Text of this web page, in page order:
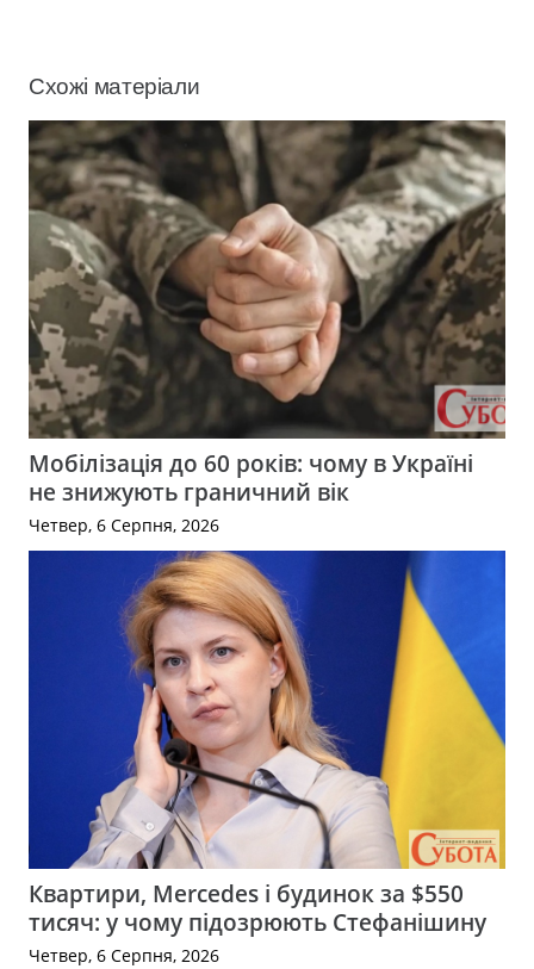
Схожі матеріали
Мобілізація до 60 років: чому в Україні
не знижують граничний вік
Четвер, 6 Серпня, 2026
Квартири, Mercedes і будинок за $550
тисяч: у чому підозрюють Стефанішину
Четвер, 6 Серпня, 2026